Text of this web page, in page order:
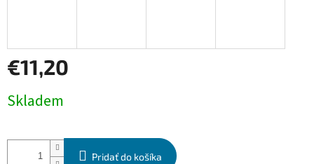
€11,20
cena:
Skladem
Pridať do košíka